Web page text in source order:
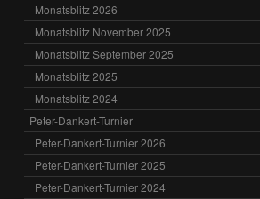
Monatsblitz 2026
Monatsblitz November 2025
Monatsblitz September 2025
Monatsblitz 2025
Monatsblitz 2024
Peter-Dankert-Turnier
Peter-Dankert-Turnier 2026
Peter-Dankert-Turnier 2025
Peter-Dankert-Turnier 2024